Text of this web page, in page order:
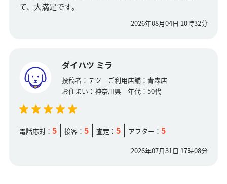
て、大満足です。
2026年08月04日 10時32分
ダイハツ ミラ
投稿者： テツ ご利用店舗： 青森店
お住まい： 神奈川県 年代： 50代
電話応対： 5 接客： 5 査定： 5 アフター： 5
2026年07月31日 17時08分